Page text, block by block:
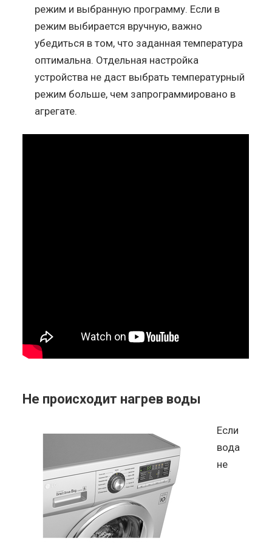
режим и выбранную программу. Если в
режим выбирается вручную, важно
убедиться в том, что заданная температура
оптимальна. Отдельная настройка
устройства не даст выбрать температурный
режим больше, чем запрограммировано в
агрегате.
Не происходит нагрев воды
Если
вода
не